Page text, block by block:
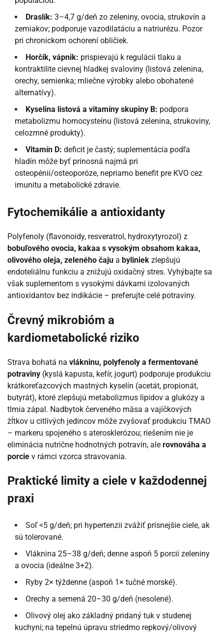
Draslík: 3–4,7 g/deň zo zeleniny, ovocia, strukovín a
zemiakov; podporuje vazodilatáciu a natriurézu. Pozor
pri chronickom ochorení obličiek.
Horčík, vápnik: prispievajú k regulácii tlaku a
kontraktilite cievnej hladkej svaloviny (listová zelenina,
orechy, semienka; mliečne výrobky alebo obohatené
alternatívy).
Kyselina listová a vitamíny skupiny B: podpora
metabolizmu homocysteínu (listová zelenina, strukoviny,
celozrnné produkty).
Vitamín D: deficit je častý; suplementácia podľa
hladín môže byť prínosná najmä pri
osteopénii/osteoporóze, nepriamo benefit pre KVO cez
imunitu a metabolické zdravie.
Fytochemikálie a antioxidanty
Polyfenoly (flavonoidy, resveratrol, hydroxytyrozol) z
bobuľového ovocia, kakaa s vysokým obsahom kakaa,
olivového oleja, zeleného čaju a byliniek zlepšujú
endoteliálnu funkciu a znižujú oxidačný stres. Vyhýbajte sa
však suplementom s vysokými dávkami izolovaných
antioxidantov bez indikácie – preferujte celé potraviny.
Črevný mikrobióm a
kardiometabolické riziko
Strava bohatá na vlákninu, polyfenoly a fermentované
potraviny (kyslá kapusta, kefír, jogurt) podporuje produkciu
krátkoreťazcových mastných kyselín (acetát, propionát,
butyrát), ktoré zlepšujú metabolizmus lipidov a glukózy a
tlmia zápal. Nadbytok červeného mäsa a vajíčkových
žĺtkov u citlivých jedincov môže zvyšovať produkciu TMAO
– markeru spojeného s aterosklerózou; riešením nie je
eliminácia nutrične hodnotných potravín, ale rovnováha a
porcie v rámci vzorca stravovania.
Praktické limity a ciele v každodennej
praxi
Soľ <5 g/deň; pri hypertenzii zvážiť prísnejšie ciele, ak
sú tolerované.
Vláknina 25–38 g/deň; denne aspoň 5 porcií zeleniny
a ovocia (ideálne 3+2).
Ryby 2× týždenne (aspoň 1× tučné morské).
Orechy a semená 20–30 g/deň (nesolené).
Olivový olej ako základný pridaný tuk v studenej
kuchyni; na tepelnú úpravu striedmo repkový/olivový